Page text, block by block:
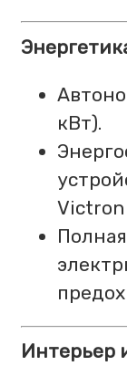
кВт).
Victron
Интерьер